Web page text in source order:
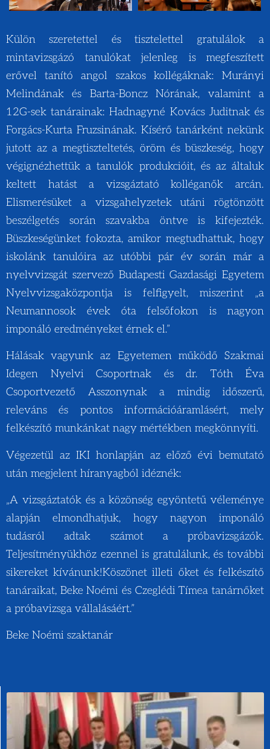
Külön szeretettel és tisztelettel gratulálok a
mintavizsgázó tanulókat jelenleg is megfeszített
erővel tanító angol szakos kollégáknak: Murányi
Melindának és Barta-Boncz Nórának, valamint a
12G-sek tanárainak: Hadnagyné Kovács Juditnak és
Forgács-Kurta Fruzsinának. Kísérő tanárként nekünk
jutott az a megtiszteltetés, öröm és büszkeség, hogy
végignézhettük a tanulók produkcióit, és az általuk
keltett hatást a vizsgáztató kolléganők arcán.
Elismerésüket a vizsgahelyzetek utáni rögtönzött
beszélgetés során szavakba öntve is kifejezték.
Büszkeségünket fokozta, amikor megtudhattuk, hogy
iskolánk tanulóira az utóbbi pár év során már a
nyelvvizsgát szervező Budapesti Gazdasági Egyetem
Nyelvvizsgaközpontja is felfigyelt, miszerint „a
Neumannosok évek óta felsőfokon is nagyon
imponáló eredményeket érnek el.”
Hálásak vagyunk az Egyetemen működő Szakmai
Idegen Nyelvi Csoportnak és dr. Tóth Éva
Csoportvezető Asszonynak a mindig időszerű,
releváns és pontos információáramlásért, mely
felkészítő munkánkat nagy mértékben megkönnyíti.
Végezetül az IKI honlapján az előző évi bemutató
után megjelent híranyagból idéznék:
„A vizsgáztatók és a közönség egyöntetű véleménye
alapján elmondhatjuk, hogy nagyon imponáló
tudásról adtak számot a próbavizsgázók.
Teljesítményükhöz ezennel is gratulálunk, és további
sikereket kívánunk!Köszönet illeti őket és felkészítő
tanáraikat, Beke Noémi és Czeglédi Tímea tanárnőket
a próbavizsga vállalásáért.”
Beke Noémi szaktanár